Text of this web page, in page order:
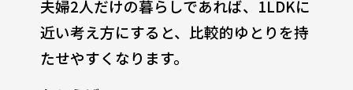
夫婦2人だけの暮らしであれば、1LDKに
近い考え方にすると、比較的ゆとりを持
たせやすくなります。